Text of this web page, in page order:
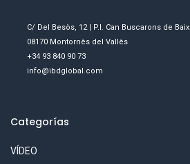
C/ Del Besòs, 12 | P.I. Can Buscarons de Baix
08170 Montornès del Vallès
+34 93 840 90 73
info@ibdglobal.com
Categorías
VÍDEO